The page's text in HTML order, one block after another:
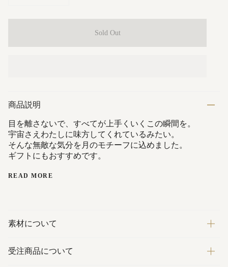
Sold Out
商品説明
目を離さないで、すべてが上手くいくこの瞬間を。
宇宙さえわたしに味方してくれているみたい。
そんな無敵な気分を月のモチーフに込めました。
ギフトにもおすすめです。
READ MORE
素材について
受注商品について